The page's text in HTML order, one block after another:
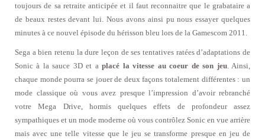
toujours de sa retraite anticipée et il faut reconnaitre que le grabataire a
de beaux restes devant lui. Nous avons ainsi pu nous essayer quelques
minutes à ce nouvel épisode du hérisson bleu lors de la Gamescom 2011.
Sega a bien retenu la dure leçon de ses tentatives ratées d’adaptations de
Sonic à la sauce 3D et aplacé la vitesse au coeur de son jeu. Ainsi,
chaque monde pourra se jouer de deux façons totalement différentes : un
mode classique où vous avez presque l’impression d’avoir rebranché
votre Mega Drive, hormis quelques effets de profondeur assez
sympathiques et un mode moderne où vous contrôlez Sonic en vue arrière
mais avec une telle vitesse que le jeu se transforme presque en jeu de